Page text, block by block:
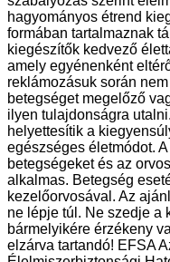
hagyományos étrend
formában tartalmaznak
kiegészítők kedvező
amely egyénenként
reklámozásuk során
betegséget megelőző
ilyen tulajdonságra
helyettesítik a
egészséges életmódot.
betegségeket és az
alkalmas. Betegség
kezelőorvosával. Az
ne lépje túl. Ne szedje a
bármelyikére érzékeny
elzárva tartandó! EFSA